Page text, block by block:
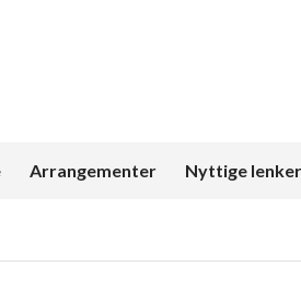
Arrangementer Nyttige lenker